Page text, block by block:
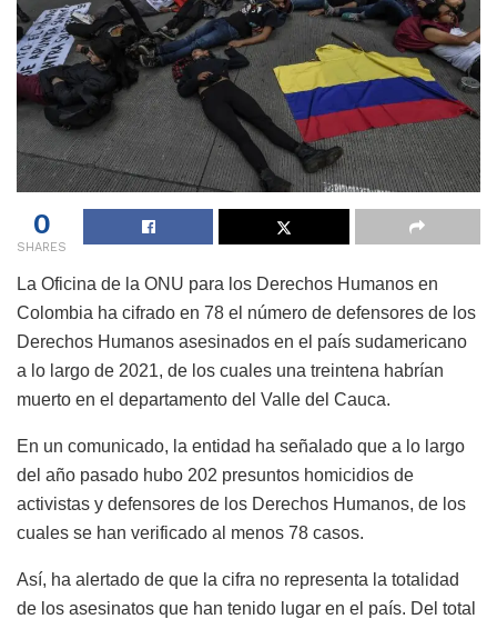
0
SHARES
La Oficina de la ONU para los Derechos Humanos en
Colombia ha cifrado en 78 el número de defensores de los
Derechos Humanos asesinados en el país sudamericano
a lo largo de 2021, de los cuales una treintena habrían
muerto en el departamento del Valle del Cauca.
En un comunicado, la entidad ha señalado que a lo largo
del año pasado hubo 202 presuntos homicidios de
activistas y defensores de los Derechos Humanos, de los
cuales se han verificado al menos 78 casos.
Así, ha alertado de que la cifra no representa la totalidad
de los asesinatos que han tenido lugar en el país. Del total